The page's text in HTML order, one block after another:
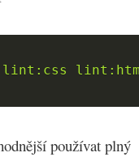
používat plný